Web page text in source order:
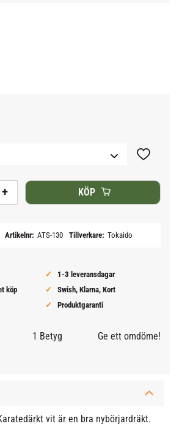
+ KÖP
Lägg till
Artikelnr ATS-130 Tillverkare Tokaido
1-3 leveransdagar
köp
Swish, Klarna, Kort
Produktgaranti
1 Betyg Ge ett omdöme!
vit är en bra nybörjardräkt.